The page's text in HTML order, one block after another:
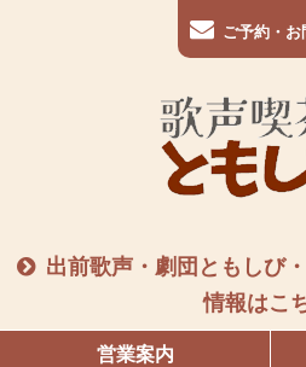
ご予約・お
出前歌声・劇団ともしび
情報はこ
営業案内